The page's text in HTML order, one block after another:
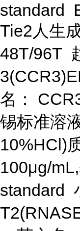
standard
Tie2人生
48T/96T
名：
锡标准溶
10%HCl)
100μg/
standard